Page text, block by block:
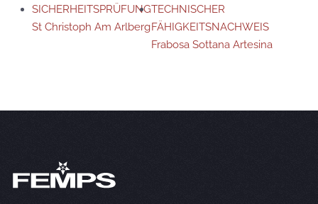
SICHERHEITSPRÜFUNG
St Christoph Am Arlberg
TECHNISCHER
FÄHIGKEITSNACHWEIS
Frabosa Sottana Artesina